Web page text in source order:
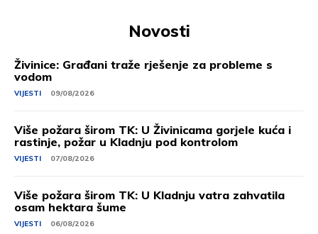
Novosti
Živinice: Građani traže rješenje za probleme s
vodom
VIJESTI 09/08/2026
Više požara širom TK: U Živinicama gorjele kuća i
rastinje, požar u Kladnju pod kontrolom
VIJESTI 07/08/2026
Više požara širom TK: U Kladnju vatra zahvatila
osam hektara šume
VIJESTI 06/08/2026